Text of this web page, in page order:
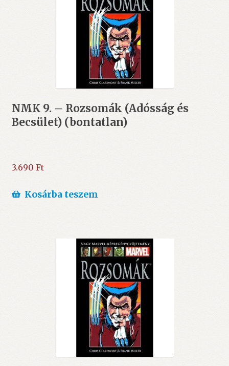
NMK 9. – Rozsomák (Adósság és
Becsület) (bontatlan)
3.690 Ft
Kosárba teszem